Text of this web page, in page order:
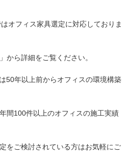
オフィス家具選定に対応しておりま
」から詳細をご覧ください。
50年以上前からオフィスの環境構築
間100件以上のオフィスの施工実績
をご検討されている方はお気軽にご